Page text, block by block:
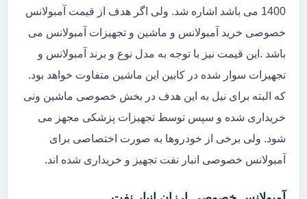
1400 می باشد اشاره شد. ولی اگر هدف از قیمت آمبولانس
خصوصی خرید آمبولانس و ماشین و تجهیزات آمبولانس می
باشد .این قیمت نیز با توجه به مدل نوع و برند آمبولانس و
تجهیزات سوار شده در کابین این ماشین متفاوت خواهد بود.
که البته برای نیل به این هدف در بخش خصوصی ماشین ونی
خریداری شده و سپس توسط تجهیزات پزشکی مجهز می
شود. ولی برخی از خودروها به صورت اختصاصی برای
آمبولانس خصوصی انبار نفت تجهیز و خریداری شده اند.